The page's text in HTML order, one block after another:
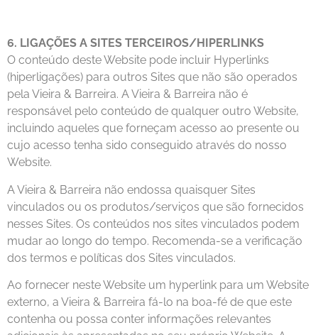
6. LIGAÇÕES A SITES TERCEIROS/HIPERLINKS
O conteúdo deste Website pode incluir Hyperlinks
(hiperligações) para outros Sites que não são operados
pela Vieira & Barreira. A Vieira & Barreira não é
responsável pelo conteúdo de qualquer outro Website,
incluindo aqueles que forneçam acesso ao presente ou
cujo acesso tenha sido conseguido através do nosso
Website.
A Vieira & Barreira não endossa quaisquer Sites
vinculados ou os produtos/serviços que são fornecidos
nesses Sites. Os conteúdos nos sites vinculados podem
mudar ao longo do tempo. Recomenda-se a verificação
dos termos e políticas dos Sites vinculados.
Ao fornecer neste Website um hyperlink para um Website
externo, a Vieira & Barreira fá-lo na boa-fé de que este
contenha ou possa conter informações relevantes